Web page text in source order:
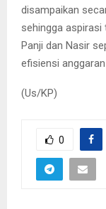
disampaikan
sehingga aspirasi
Panji dan Nasir
efisiensi
(Us/KP)
0